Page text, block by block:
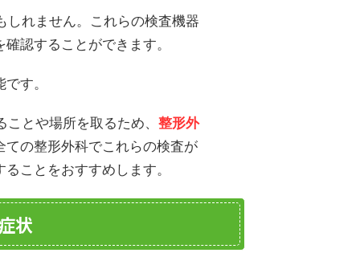
しれません。これらの検査機器
認することができます。
す。
とや場所を取るため、 整形外
ての整形外科でこれらの検査が
ことをおすすめします。
状